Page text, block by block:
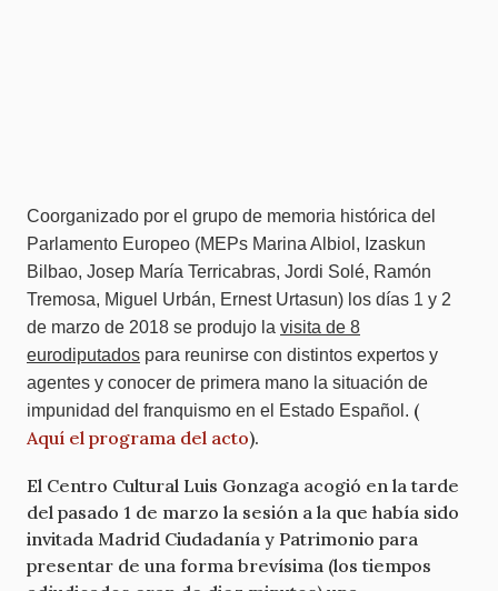
Coorganizado por el grupo de memoria histórica del
Parlamento Europeo (MEPs Marina Albiol, Izaskun
Bilbao, Josep María Terricabras, Jordi Solé, Ramón
Tremosa, Miguel Urbán, Ernest Urtasun) los días 1 y 2
de marzo de 2018 se produjo la visita de 8
eurodiputados para reunirse con distintos expertos y
agentes y conocer de primera mano la situación de
impunidad del franquismo en el Estado Español. (
Aquí el programa del acto).
El Centro Cultural Luis Gonzaga acogió en la tarde
del pasado 1 de marzo la sesión a la que había sido
invitada Madrid Ciudadanía y Patrimonio para
presentar de una forma brevísima (los tiempos